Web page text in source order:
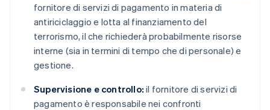
fornitore di servizi di pagamento in materia di
antiriciclaggio e lotta al finanziamento del
terrorismo, il che richiederà probabilmente risorse
interne (sia in termini di tempo che di personale) e
gestione.
Supervisione e controllo: il fornitore di servizi di
pagamento è responsabile nei confronti